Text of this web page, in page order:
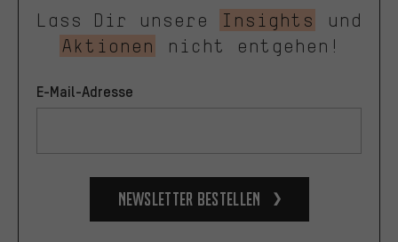
Lass Dir unsere Insights
und
Aktionen
nicht entgehen!
E-Mail-Adresse
Newsletter bestellen